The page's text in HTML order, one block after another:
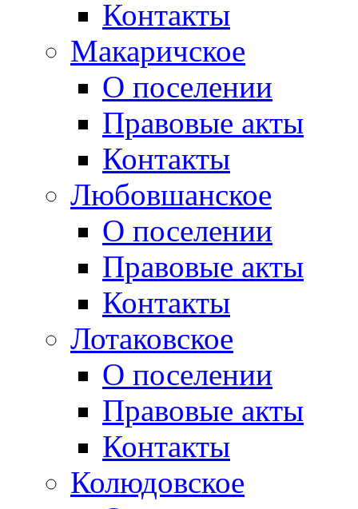
Контакты
Макаричское
О поселении
Правовые акты
Контакты
Любовшанское
О поселении
Правовые акты
Контакты
Лотаковское
О поселении
Правовые акты
Контакты
Колюдовское